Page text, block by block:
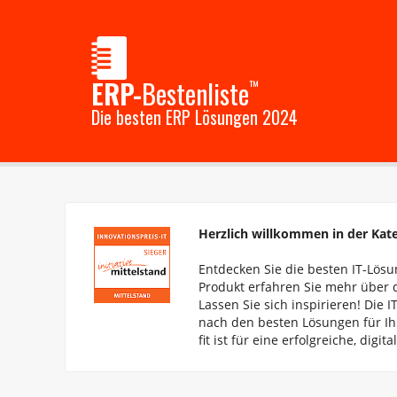
ERP-Bestenliste™
Die besten ERP Lösungen 2024
Herzlich willkommen in der
Entdecken Sie die besten IT-
Produkt erfahren Sie mehr über
Lassen Sie sich inspirieren! Die
nach den besten Lösungen für
fit ist für eine erfolgreiche,